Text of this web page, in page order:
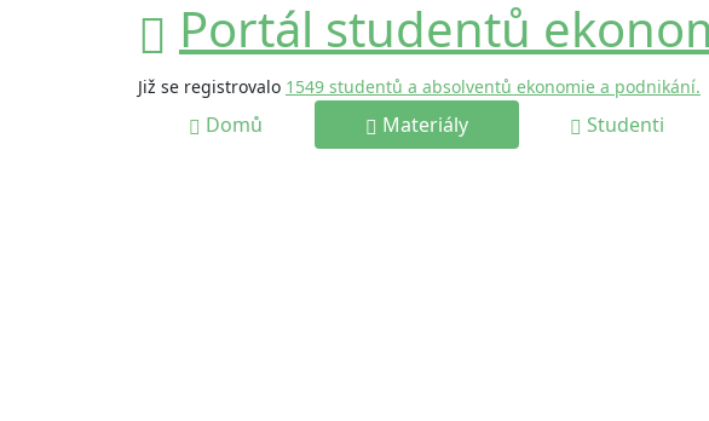
Portál studentů
Již se registrovalo 1549 studentů a absolventů ekonomie a podnikání.
Domů Materiály Studenti